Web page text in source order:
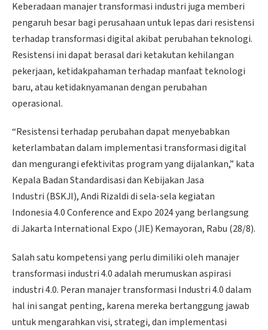
Keberadaan manajer transformasi industri juga memberi
pengaruh besar bagi perusahaan untuk lepas dari resistensi
terhadap transformasi digital akibat perubahan teknologi.
Resistensi ini dapat berasal dari ketakutan kehilangan
pekerjaan, ketidakpahaman terhadap manfaat teknologi
baru, atau ketidaknyamanan dengan perubahan
operasional.
“Resistensi terhadap perubahan dapat menyebabkan
keterlambatan dalam implementasi transformasi digital
dan mengurangi efektivitas program yang dijalankan,” kata
Kepala Badan Standardisasi dan Kebijakan Jasa
Industri (BSKJI), Andi Rizaldi di sela-sela kegiatan
Indonesia 4.0 Conference and Expo 2024 yang berlangsung
di Jakarta International Expo (JIE) Kemayoran, Rabu (28/8).
Salah satu kompetensi yang perlu dimiliki oleh manajer
transformasi industri 4.0 adalah merumuskan aspirasi
industri 4.0. Peran manajer transformasi Industri 4.0 dalam
hal ini sangat penting, karena mereka bertanggung jawab
untuk mengarahkan visi, strategi, dan implementasi